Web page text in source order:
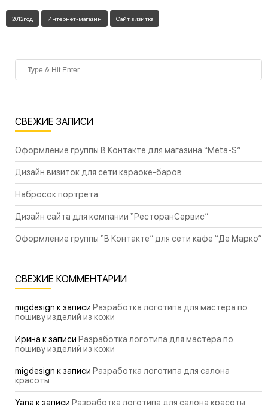
2012год Интернет-магазин Сайт визитка
СВЕЖИЕ ЗАПИСИ
Оформление группы В Контакте для магазина “Meta-S”
Дизайн визиток для сети караоке-баров
Набросок портрета
Дизайн сайта для компании “РесторанСервис”
Оформление группы “В Контакте” для сети кафе “Де Марко”
СВЕЖИЕ КОММЕНТАРИИ
migdesign к записи Разработка логотипа для мастера по
пошиву изделий из кожи
Ирина к записи Разработка логотипа для мастера по
пошиву изделий из кожи
migdesign к записи Разработка логотипа для салона
красоты
Yana к записи Разработка логотипа для салона красоты